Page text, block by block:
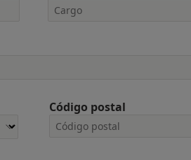
Código postal